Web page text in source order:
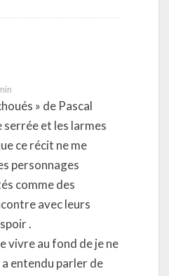
» de Pascal
et les larmes
ce récit ne me
personnages
comme des
avec leurs
.
vivre au fond de je ne
entendu parler de